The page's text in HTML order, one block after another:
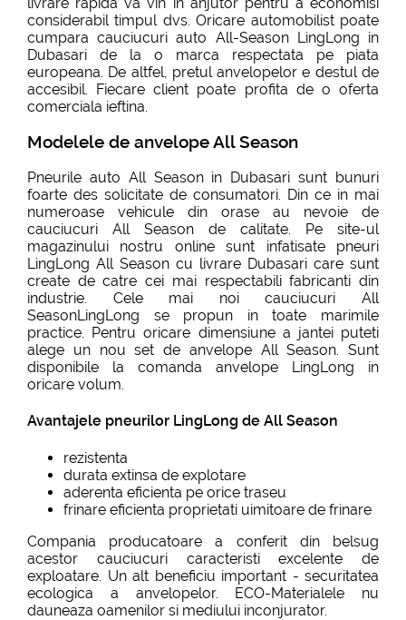
considerabil timpul dvs. Oricare automobilist poate
cumpara cauciucuri auto All-Season LingLong in
Dubasari de la o marca respectata pe piata
europeana. De altfel, pretul anvelopelor e destul de
accesibil. Fiecare client poate profita de o oferta
comerciala ieftina.
Modelele de anvelope All Season
Pneurile auto All Season in Dubasari sunt bunuri
foarte des solicitate de consumatori. Din ce in mai
numeroase vehicule din orase au nevoie de
cauciucuri All Season de calitate. Pe site-ul
magazinului nostru online sunt infatisate pneuri
LingLong All Season cu livrare Dubasari care sunt
create de catre cei mai respectabili fabricanti din
industrie. Cele mai noi cauciucuri All
SeasonLingLong se propun in toate marimile
practice. Pentru oricare dimensiune a jantei puteti
alege un nou set de anvelope All Season. Sunt
disponibile la comanda anvelope LingLong in
oricare volum.
Avantajele pneurilor LingLong de All Season
rezistenta
durata extinsa de explotare
aderenta eficienta pe orice traseu
frinare eficienta proprietati uimitoare de frinare
Compania producatoare a conferit din belsug
acestor cauciucuri caracteristi excelente de
exploatare. Un alt beneficiu important - securitatea
ecologica a anvelopelor. ECO-Materialele nu
dauneaza oamenilor si mediului inconjurator.